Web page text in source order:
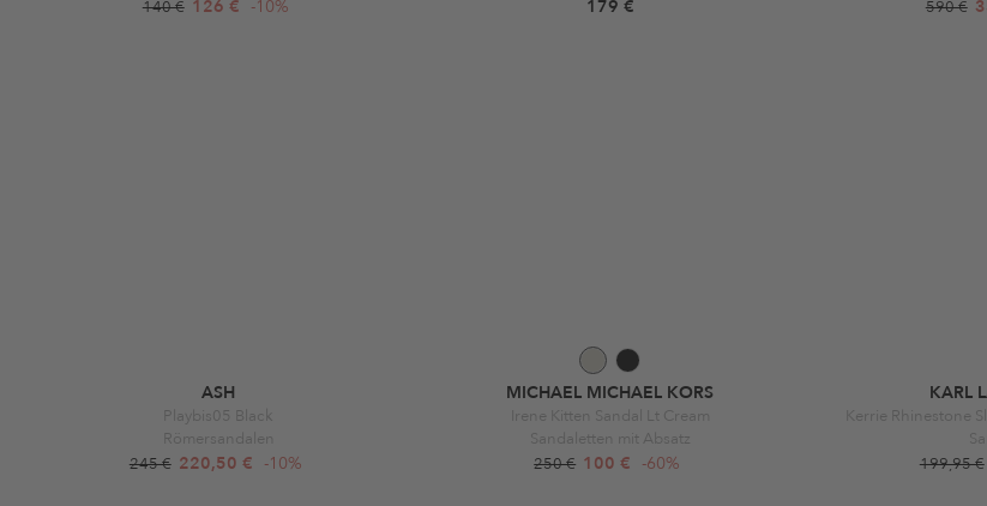
140 € 126 € -10% 179 €
590 €
ASH
Playbis05 Black
Römersandalen
245 € 220,50 € -10%
MICHAEL MICHAEL KORS
Irene Kitten Sandal Lt Cream
Sandaletten mit Absatz
250 € 100 € -60%
KARL
Kerrie Rhinestone
199,95 €